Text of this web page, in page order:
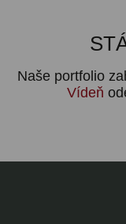
Naše portfolio
Vídeň